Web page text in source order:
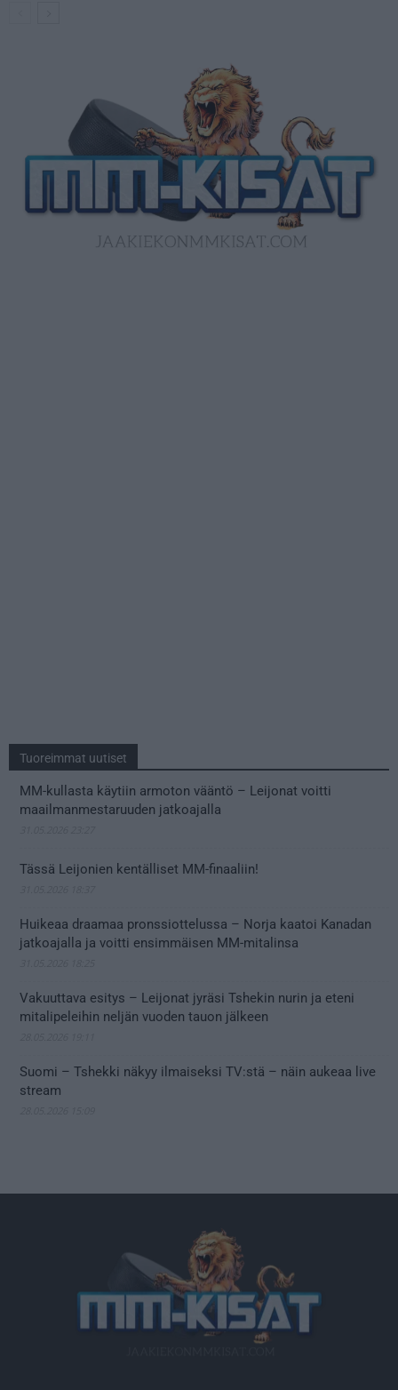
Tuoreimmat uutiset
MM-kullasta käytiin armoton vääntö – Leijonat voitti
maailmanmestaruuden jatkoajalla
Tässä Leijonien kentälliset MM-finaaliin!
Huikeaa draamaa pronssiottelussa – Norja kaatoi Kanadan
jatkoajalla ja voitti ensimmäisen MM-mitalinsa
Vakuuttava esitys – Leijonat jyräsi Tshekin nurin ja eteni
mitalipeleihin neljän vuoden tauon jälkeen
Suomi – Tshekki näkyy ilmaiseksi TV:stä – näin aukeaa live
stream